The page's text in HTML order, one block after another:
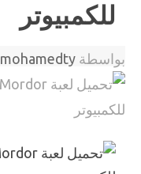
للكمبيوتر
بواسطة mohamedty